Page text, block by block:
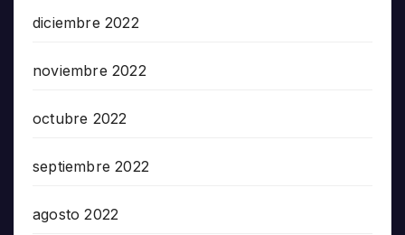
diciembre 2022
noviembre 2022
octubre 2022
septiembre 2022
agosto 2022